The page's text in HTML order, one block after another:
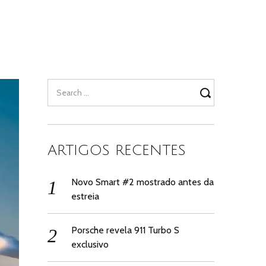
for:
ARTIGOS RECENTES
Novo Smart #2 mostrado antes da
estreia
Porsche revela 911 Turbo S
exclusivo